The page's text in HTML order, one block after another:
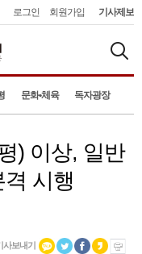
로그인 회원가입 기사제보
문화•체육 독자광장
) 이상, 일반
시행
사보내기